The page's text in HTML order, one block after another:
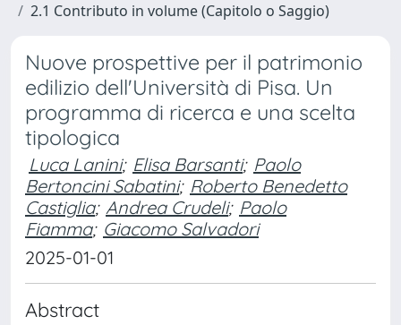
2.1 Contributo in volume (Capitolo o Saggio)
Nuove prospettive per il patrimonio
edilizio dell'Università di Pisa. Un
programma di ricerca e una scelta
tipologica
Luca Lanini; Elisa Barsanti; Paolo
Bertoncini Sabatini; Roberto Benedetto
Castiglia; Andrea Crudeli; Paolo
Fiamma; Giacomo Salvadori
2025-01-01
Abstract